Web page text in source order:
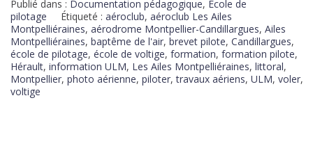
Publié dans : Documentation pédagogique, École de
pilotage
Étiqueté : aéroclub, aéroclub Les Ailes
Montpelliéraines, aérodrome Montpellier-Candillargues, Ailes
Montpelliéraines, baptême de l'air, brevet pilote, Candillargues,
école de pilotage, école de voltige, formation, formation pilote,
Hérault, information ULM, Les Ailes Montpelliéraines, littoral,
Montpellier, photo aérienne, piloter,travaux aériens, ULM, voler,
voltige